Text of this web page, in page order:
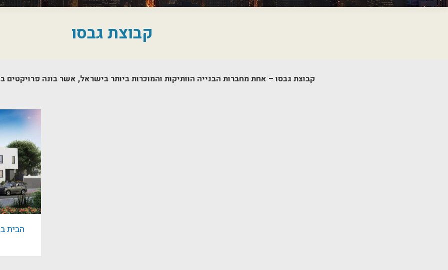
קבוצת גבסו
קבוצת גבסו – אחת מחברות הבנייה הוותיקות והמוכרות ביותר בישראל, אשר בונה פרויקטים
הבית